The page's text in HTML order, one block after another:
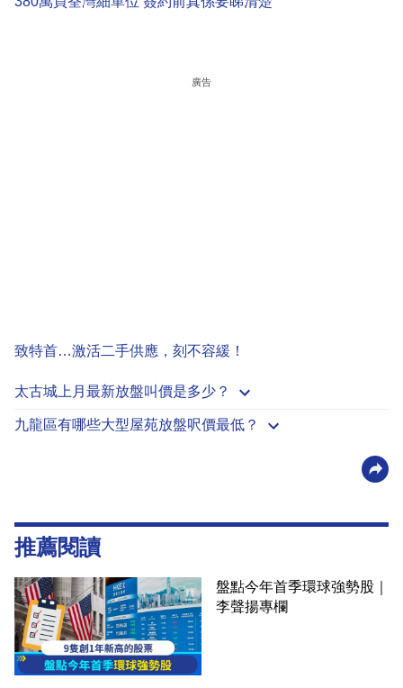
廣告
致特首…激活二手供應，刻不容緩！
太古城上月最新放盤叫價是多少？
九龍區有哪些大型屋苑放盤呎價最低？
推薦閱讀
盤點今年首季環球強勢股｜
李聲揚專欄